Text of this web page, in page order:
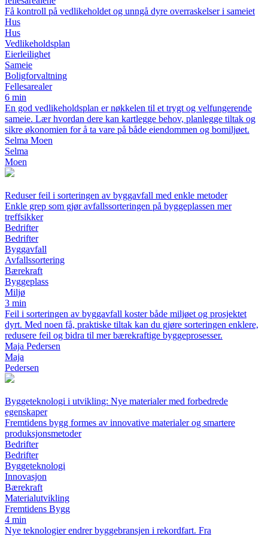
Få kontroll på vedlikeholdet og unngå dyre overraskelser i sameiet
Hus
Hus
Vedlikeholdsplan
Eierleilighet
Sameie
Boligforvaltning
Fellesarealer
6 min
En god vedlikeholdsplan er nøkkelen til et trygt og velfungerende
sameie. Lær hvordan dere kan kartlegge behov, planlegge tiltak og
sikre økonomien for å ta vare på både eiendommen og bomiljøet.
Selma Moen
Selma
Moen
Reduser feil i sorteringen av byggavfall med enkle metoder
Enkle grep som gjør avfallssorteringen på byggeplassen mer
treffsikker
Bedrifter
Bedrifter
Byggavfall
Avfallssortering
Bærekraft
Byggeplass
Miljø
3 min
Feil i sorteringen av byggavfall koster både miljøet og prosjektet
dyrt. Med noen få, praktiske tiltak kan du gjøre sorteringen enklere,
redusere feil og bidra til mer bærekraftige byggeprosesser.
Maja Pedersen
Maja
Pedersen
Byggeteknologi i utvikling: Nye materialer med forbedrede
egenskaper
Fremtidens bygg formes av innovative materialer og smartere
produksjonsmetoder
Bedrifter
Bedrifter
Byggeteknologi
Innovasjon
Bærekraft
Materialutvikling
Fremtidens Bygg
4 min
Nye teknologier endrer byggebransjen i rekordfart. Fra